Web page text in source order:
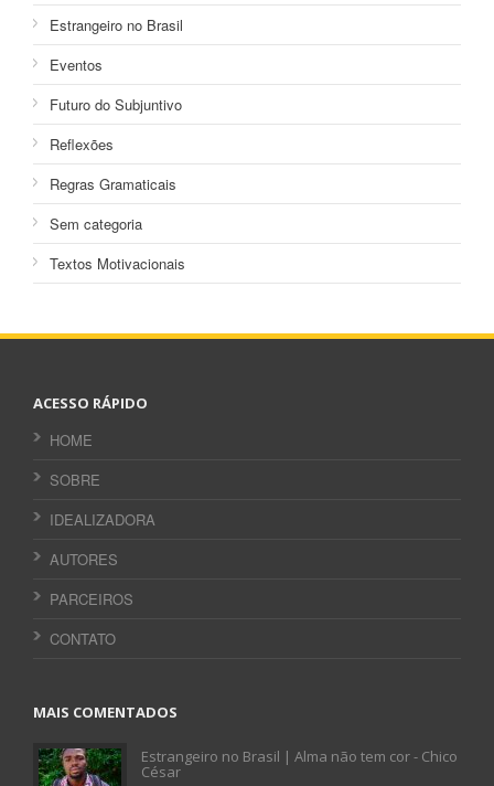
Estrangeiro no Brasil
Eventos
Futuro do Subjuntivo
Reflexões
Regras Gramaticais
Sem categoria
Textos Motivacionais
ACESSO RÁPIDO
HOME
SOBRE
IDEALIZADORA
AUTORES
PARCEIROS
CONTATO
MAIS COMENTADOS
Estrangeiro no Brasil | Alma não tem cor - Chico
César